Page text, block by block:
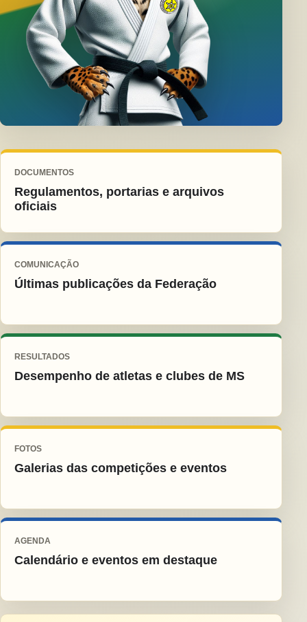
DOCUMENTOS
Regulamentos, portarias e arquivos
oficiais
COMUNICAÇÃO
Últimas publicações da Federação
RESULTADOS
Desempenho de atletas e clubes de MS
FOTOS
Galerias das competições e eventos
AGENDA
Calendário e eventos em destaque